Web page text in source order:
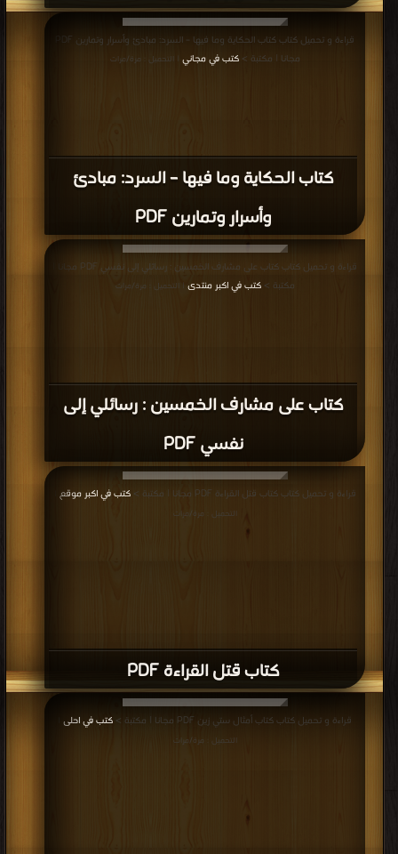
كتاب الحكاية وما فيها – السرد: مبادئ
وأسرار وتمارين PDF
قراءة و تحميل كتاب كتاب الحكاية وما فيها – السرد: مبادئ وأسرار وتمارين PDF
مجانا | مكتبة >كتب في مجاني | التحميل : مرة/مرات
كتاب على مشارف الخمسين : رسائلي إلى
نفسي PDF
قراءة و تحميل كتاب كتاب على مشارف الخمسين : رسائلي إلى نفسي PDF مجانا |
مكتبة >كتب في اكبر منتدى | التحميل : مرة/مرات
كتاب قتل القراءة PDF
قراءة و تحميل كتاب كتاب قتل القراءة PDF مجانا | مكتبة > كتب في اكبر موقع
التحميل : مرة/مرات
قراءة و تحميل كتاب كتاب أمثال ستي زين PDF مجانا | مكتبة > كتب في احلى
التحميل : مرة/مرات